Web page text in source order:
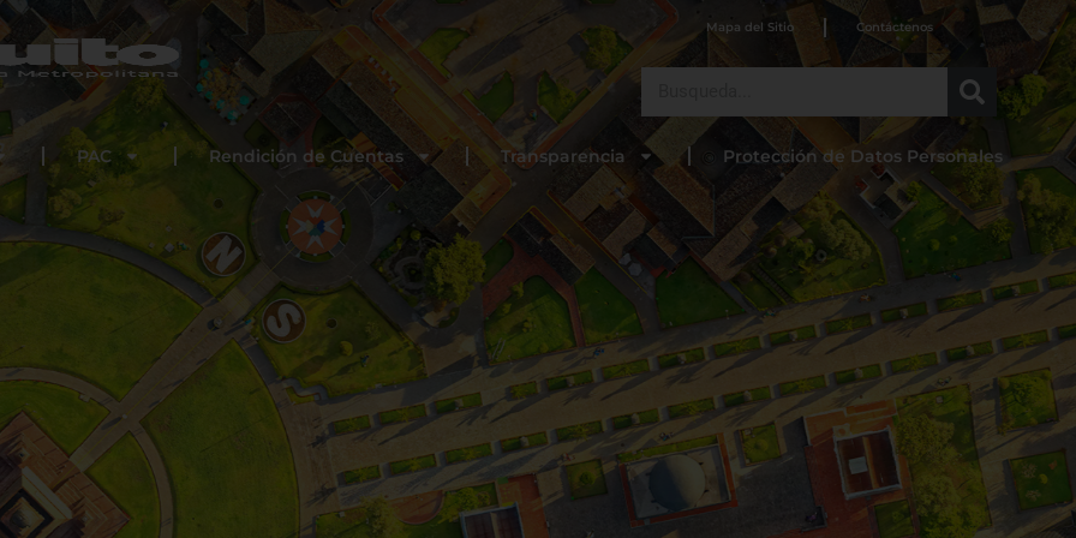
Mapa del Sitio Contáctenos
PAC Rendición de Cuentas Transparencia Protección de Datos Personales